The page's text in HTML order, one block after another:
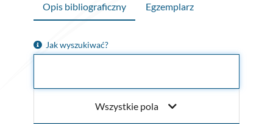
- Kontrast domyślny
A- Kontrast czarno-żółty
Polski (PL)
Opis bibliograficzny Egzemplarz
Jak wyszukiwać?
Wszystkie pola